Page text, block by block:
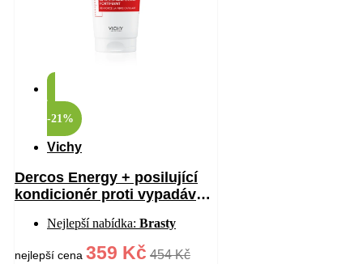
-21%
Vichy
Dercos Energy + posilující
kondicionér proti vypadávání
Nejlepší nabídka: Brasty
nejlepší cena 359 Kč 454 Kč